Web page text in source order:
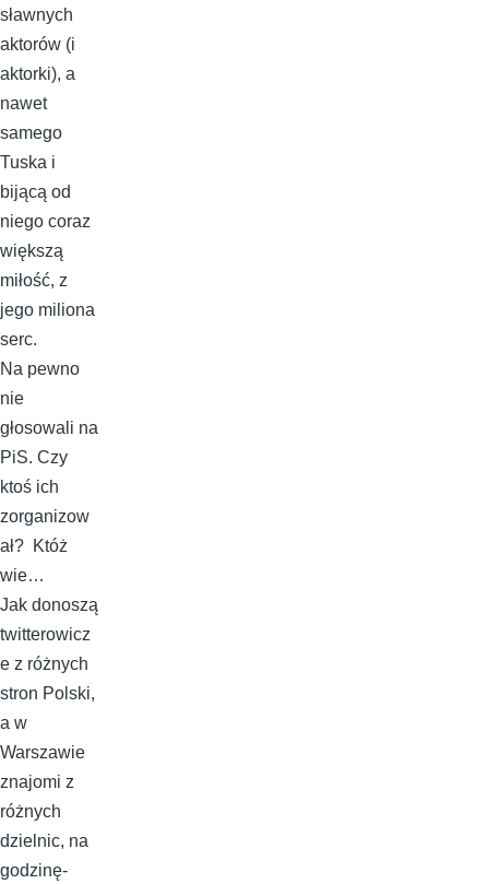
sławnych
aktorów (i
aktorki), a
nawet
samego
Tuska i
bijącą od
niego coraz
większą
miłość, z
jego miliona
serc.
Na pewno
nie
głosowali na
PiS. Czy
ktoś ich
zorganizow
ał? Któż
wie…
Jak donoszą
twitterowicz
e z różnych
stron Polski,
a w
Warszawie
znajomi z
różnych
dzielnic, na
godzinę-